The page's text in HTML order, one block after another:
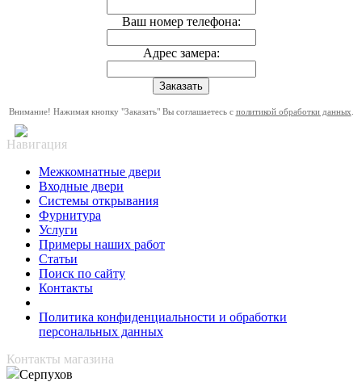
Ваш номер телефона:
Адрес замера:
Внимание! Нажимая кнопку "Заказать" Вы соглашаетесь с политикой обработки данных
Навигация
Межкомнатные двери
Входные двери
Системы открывания
Фурнитура
Услуги
Примеры наших работ
Статьи
Поиск по сайту
Контакты
Политика конфиденциальности и обработки
персональных данных
Контакты магазина
Серпухов